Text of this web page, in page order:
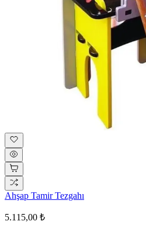
Ahşap Tamir Tezgahı
5.115,00 ₺